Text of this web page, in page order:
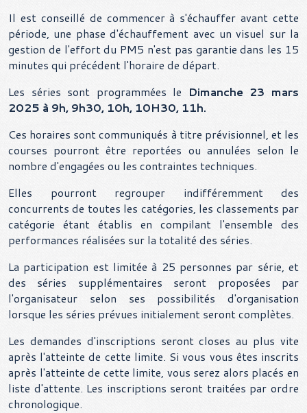
Il est conseillé de commencer à s'échauffer avant cette
période, une phase d'échauffement avec un visuel sur la
gestion de l'effort du PM5 n'est pas garantie dans les 15
minutes qui précédent l'horaire de départ.
Les séries sont programmées le Dimanche 23 mars
2025 à 9h, 9h30, 10h, 10H30, 11h.
Ces horaires sont communiqués à titre prévisionnel, et les
courses pourront être reportées ou annulées selon le
nombre d'engagées ou les contraintes techniques.
Elles pourront regrouper indifféremment des
concurrents de toutes les catégories, les classements par
catégorie étant établis en compilant l'ensemble des
performances réalisées sur la totalité des séries.
La participation est limitée à 25 personnes par série, et
des séries supplémentaires seront proposées par
l'organisateur selon ses possibilités d'organisation
lorsque les séries prévues initialement seront complètes.
Les demandes d'inscriptions seront closes au plus vite
après l'atteinte de cette limite. Si vous vous êtes inscrits
après l'atteinte de cette limite, vous serez alors placés en
liste d'attente. Les inscriptions seront traitées par ordre
chronologique.